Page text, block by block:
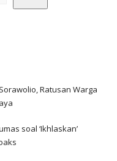
Ratusan Warga
soal ‘Ikhlaskan’